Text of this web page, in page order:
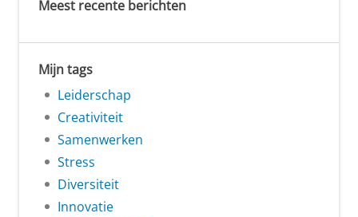
Meest recente berichten
Mijn tags
Leiderschap
Creativiteit
Samenwerken
Stress
Diversiteit
Innovatie